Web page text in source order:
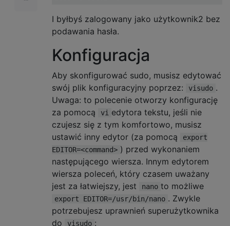
I byłbyś zalogowany jako użytkownik2 bez
podawania hasła.
Konfiguracja
Aby skonfigurować sudo, musisz edytować
swój plik konfiguracyjny poprzez:
visudo .
Uwaga: to polecenie otworzy konfigurację
za pomocą
vi edytora tekstu, jeśli nie
czujesz się z tym komfortowo, musisz
ustawić inny edytor (za pomocą
export
EDITOR=<command> ) przed wykonaniem
następującego wiersza. Innym edytorem
wiersza poleceń, który czasem uważany
jest za łatwiejszy, jest
nano to możliwe
export EDITOR=/usr/bin/nano . Zwykle
potrzebujesz uprawnień superużytkownika
do
visudo :